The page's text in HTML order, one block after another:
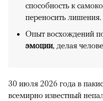
способность к
переносить лишения.
Опыт восхождений
эмоции, делая
30 июля 2026 года в
всемирно известный